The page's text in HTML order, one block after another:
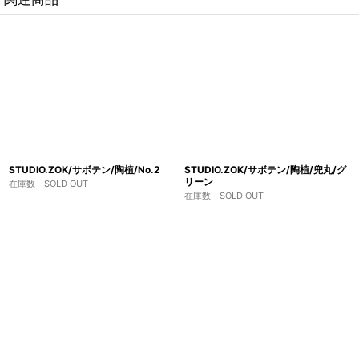
STUDIO.ZOK/サボテン/陶植/No.2
在庫数 SOLD OUT
STUDIO.ZOK/サボテン/陶植/兜丸/グ
リーン
在庫数 SOLD OUT